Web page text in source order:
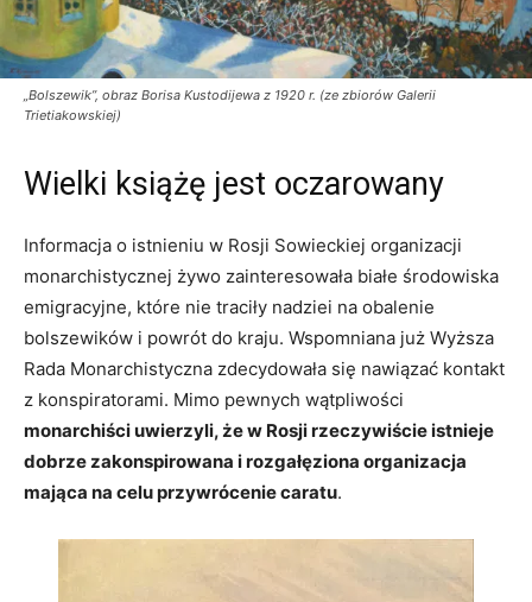
„Bolszewik”, obraz Borisa Kustodijewa z 1920 r. (ze zbiorów Galerii
Trietiakowskiej)
Wielki książę jest oczarowany
Informacja o istnieniu w Rosji Sowieckiej organizacji
monarchistycznej żywo zainteresowała białe środowiska
emigracyjne, które nie traciły nadziei na obalenie
bolszewików i powrót do kraju. Wspomniana już Wyższa
Rada Monarchistyczna zdecydowała się nawiązać kontakt
z konspiratorami. Mimo pewnych wątpliwości
monarchiści uwierzyli, że w Rosji rzeczywiście istnieje
dobrze zakonspirowana i rozgałęziona organizacja
mająca na celu przywrócenie caratu.